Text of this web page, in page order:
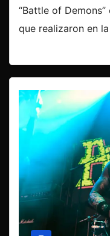
“Battle of
que realizaron en